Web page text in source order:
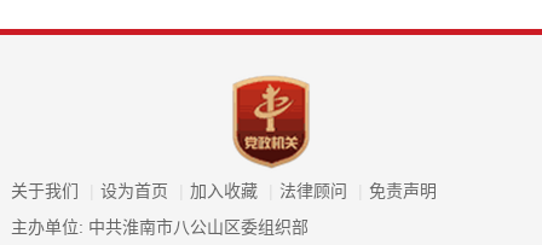
关于我们 设为首页 加入收藏 法律顾问
免责声明
主办单位: 中共淮南市八公山区委组织部